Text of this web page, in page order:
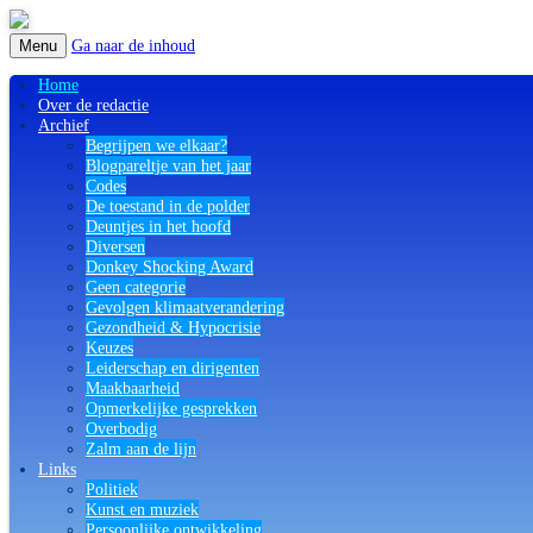
Menu Ga naar de inhoud
Home
Over de redactie
Archief
Begrijpen we elkaar?
Blogpareltje van het jaar
Codes
De toestand in de polder
Deuntjes in het hoofd
Diversen
Donkey Shocking Award
Geen categorie
Gevolgen klimaatverandering
Gezondheid & Hypocrisie
Keuzes
Leiderschap en dirigenten
Maakbaarheid
Opmerkelijke gesprekken
Overbodig
Zalm aan de lijn
Links
Politiek
Kunst en muziek